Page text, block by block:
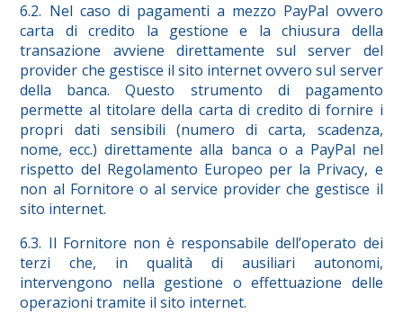
6.2. Nel caso di pagamenti a mezzo PayPal ovvero
carta di credito la gestione e la chiusura della
transazione avviene direttamente sul server del
provider che gestisce il sito internet ovvero sul server
della banca. Questo strumento di pagamento
permette al titolare della carta di credito di fornire i
propri dati sensibili (numero di carta, scadenza,
nome, ecc.) direttamente alla banca o a PayPal nel
rispetto del Regolamento Europeo per la Privacy, e
non al Fornitore o al service provider che gestisce il
sito internet.
6.3. Il Fornitore non è responsabile dell’operato dei
terzi che, in qualità di ausiliari autonomi,
intervengono nella gestione o effettuazione delle
operazioni tramite il sito internet.